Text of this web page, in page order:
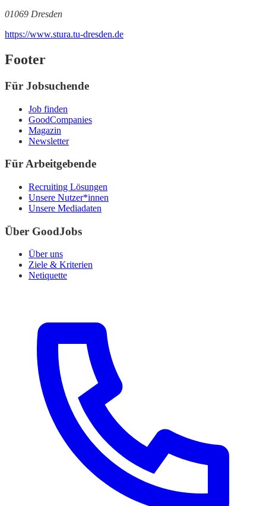
01069 Dresden
https://www.stura.tu-dresden.de
Footer
Für Jobsuchende
Job finden
GoodCompanies
Magazin
Newsletter
Für Arbeitgebende
Recruiting Lösungen
Unsere Nutzer*innen
Unsere Mediadaten
Über GoodJobs
Über uns
Ziele & Kriterien
Netiquette